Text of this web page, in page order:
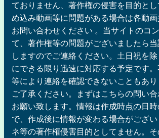
ておりません、著作権の侵害を目的と
め込み動画等に問題がある場合は各動
お問い合わせください 。当サイトのコ
て、著作権等の問題がございましたら
しますのでご連絡ください。土日祝を
にできる限り迅速に対応する予定です
等により連絡を確認できないこともあり
ご了承ください。まずはこちらの問い
お願い致します。情報は作成時点の日
で、作成後に情報が変わる場合がござ
ネ等の著作権侵害目的としてません。